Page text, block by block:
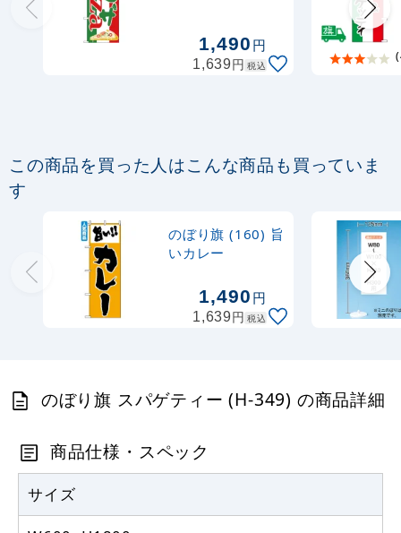
定番のぼり竿 オリジナルのぼりポール
1.6～3m 伸縮式 水色 (30537SBL)
367
定番のぼり竿 オリジナルのぼりポール
1.6～3m 伸縮式 黒 (30537BLK)
403円 税込 カゴへ
注水型マルチのぼりスタンド 20L
カゴへ
1,490円
1,639円 税込
この商品を買った人はこんな商品も買っていま
す
のぼり旗 (160) 旨
いカレー
1,490円
1,639円 税込
のぼり旗 スパゲティー (H-349) の商品詳細
商品仕様・スペック
サイズ